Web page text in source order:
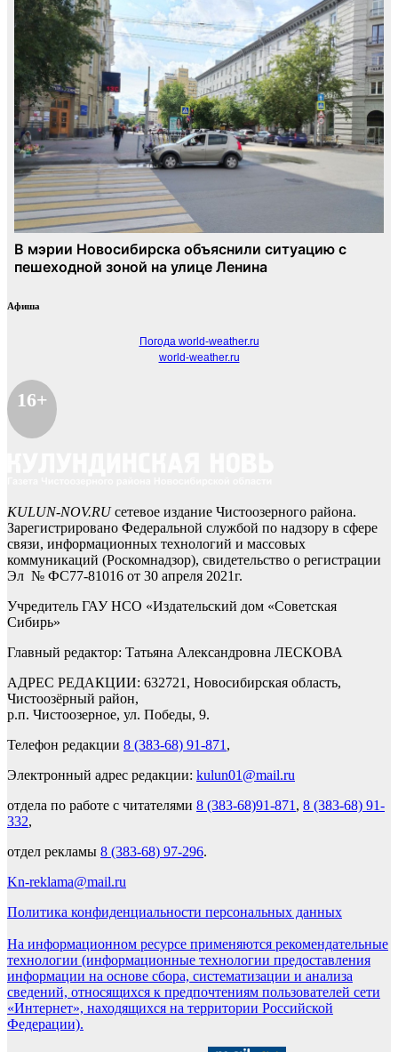
Афиша
Погода world-weather.ru
world-weather.ru
16+
KULUN-NOV.RUсетевое издание Чистоозерного района.
Зарегистрировано Федеральной службой по надзору в сфере
связи, информационных технологий и массовых
коммуникаций (Роскомнадзор), свидетельство о регистрации
Эл № ФС77-81016 от 30 апреля 2021г.
Учредитель ГАУ НСО «Издательский дом «Советская
Сибирь»
Главный редактор: Татьяна Александровна ЛЕСКОВА
АДРЕС РЕДАКЦИИ: 632721, Новосибирская область,
Чистоозёрный район,
р.п. Чистоозерное, ул. Победы, 9.
Телефон редакции 8 (383-68) 91-871 ,
Электронный адрес редакции: kulun01@mail.ru
отдела по работе с читателями 8 (383-68)91-871 , 8 (383-68) 91-
332,
отдел рекламы 8 (383-68) 97-296.
Kn-reklama@mail.ru
Политика конфиденциальности персональных данных
На информационном ресурсе применяются рекомендательные
технологии (информационные технологии предоставления
информации на основе сбора, систематизации и анализа
сведений, относящихся к предпочтениям пользователей сети
«Интернет», находящихся на территории Российской
Федерации).